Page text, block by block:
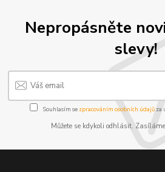
Nepropásněte
slevy!
Souhlasím se zpracováním osobních údajůza
Můžete se kdykoli odhlásit.